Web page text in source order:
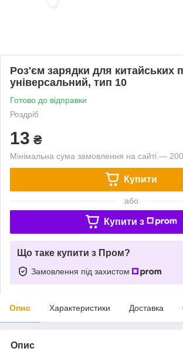
Роз'єм зарядки для китайських
універсальний, тип 10
Готово до відправки
Роздріб
13 ₴
Мінімальна сума замовлення на сайті —
Купити
або
Купити з
Що таке купити з Пром?
Замовлення під захистом
Опис Характеристики Доставка
Опис